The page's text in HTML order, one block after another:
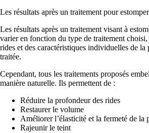
Les résultats après un traitement pour
Les résultats après un traitement visant à
varier en fonction du type de traitement
rides et des caractéristiques individuelles de la
traitée.
Cependant, tous les traitements proposés
manière naturelle. Ils permettent de :
Réduire la profondeur des rides
Restaurer le volume
Améliorer l’élasticité et la fermeté de la
Rajeunir le teint